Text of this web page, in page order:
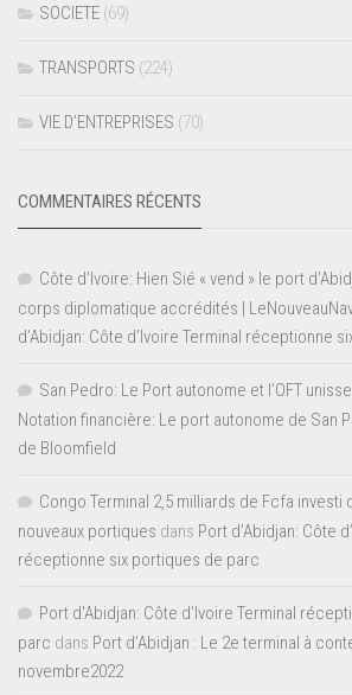
SOCIETE (69)
TRANSPORTS (224)
VIE D’ENTREPRISES (70)
COMMENTAIRES RÉCENTS
Côte d'Ivoire: Hien Sié « vend » le port
corps diplomatique accrédités |
d’Abidjan: Côte d’Ivoire Terminal réceptionne
San Pedro: Le Port autonome et l’OFT
Notation financière: Le port autonome de San
de Bloomfield
Congo Terminal 2,5 milliards de Fcfa investi
nouveaux portiques dans Port d’Abidjan: Côte
réceptionne six portiques de parc
Port d'Abidjan: Côte d’Ivoire Terminal
parc dans Port d’Abidjan : Le 2e terminal à
novembre2022